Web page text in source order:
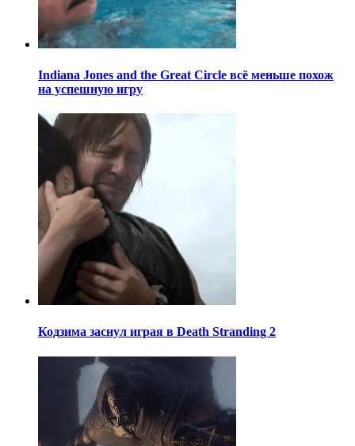
Indiana Jones and the Great Circle всё меньше похож
на успешную игру
Кодзима заснул играя в Death Stranding 2